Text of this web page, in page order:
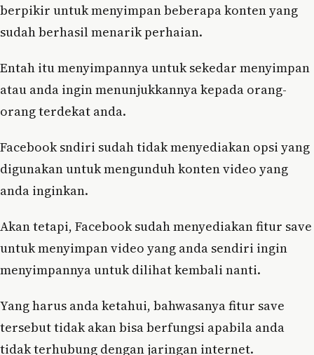
berpikir untuk menyimpan beberapa konten yang
sudah berhasil menarik perhaian.
Entah itu menyimpannya untuk sekedar menyimpan
atau anda ingin menunjukkannya kepada orang-
orang terdekat anda.
Facebook sndiri sudah tidak menyediakan opsi yang
digunakan untuk mengunduh konten video yang
anda inginkan.
Akan tetapi, Facebook sudah menyediakan fitur save
untuk menyimpan video yang anda sendiri ingin
menyimpannya untuk dilihat kembali nanti.
Yang harus anda ketahui, bahwasanya fitur save
tersebut tidak akan bisa berfungsi apabila anda
tidak terhubung dengan jaringan internet.